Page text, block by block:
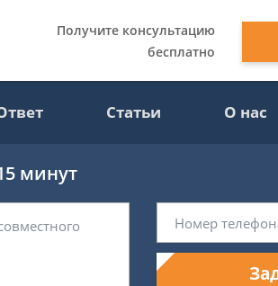
Получите консультацию
бесплатно
Статьи О нас
минут